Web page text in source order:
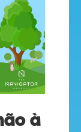
olá
à